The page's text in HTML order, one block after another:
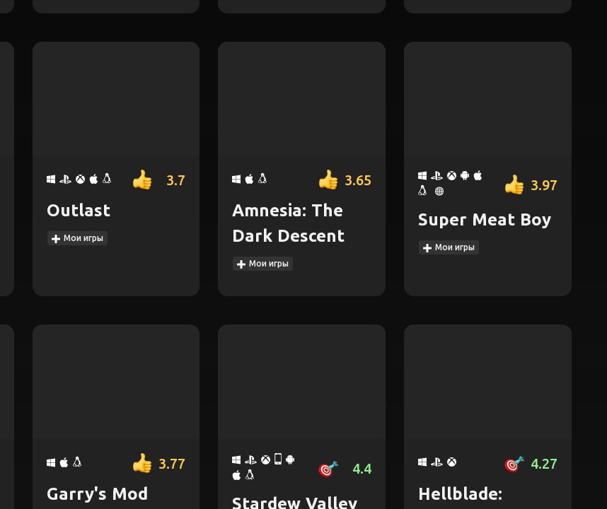
3.7
Outlast
Мои игры
3.65
Amnesia: The
Dark Descent
Мои игры
3.97
Super Meat Boy
Мои игры
3.77
Garry's Mod
4.4
Stardew Valley
4.27
Hellblade: